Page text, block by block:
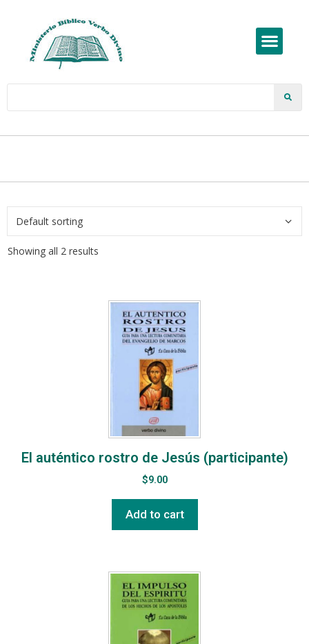
Showing all 2 results
El auténtico rostro de Jesús (participante)
$9.00
Add to cart